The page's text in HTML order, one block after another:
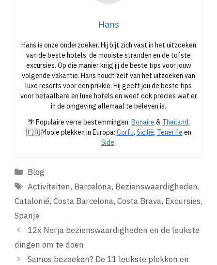
Hans
Hans is onze onderzoeker. Hij bijt zich vast in het uitzoeken
van de beste hotels, de mooiste stranden en de tofste
excursies. Op die manier krijg jij de beste tips voor jouw
volgende vakantie. Hans houdt zelf van het uitzoeken van
luxe resorts voor een prikkie. Hij geeft jou de beste tips
voor betaalbare en luxe hotels en weet ook precies wat er
in de omgeving allemaal te beleven is.
🌴 Populaire verre bestemmingen: Bonaire & Thailand.
🇪🇺 Mooie plekken in Europa: Corfu, Sicilië, Tenerife en
Side.
Categorieën
Blog
Tags
Activiteiten, Barcelona, Bezienswaardigheden,
Catalonië, Costa Barcelona, Costa Brava, Excursies,
Spanje
12x Nerja bezienswaardigheden en de leukste
dingen om te doen
Samos bezoeken? De 11 leukste plekken en